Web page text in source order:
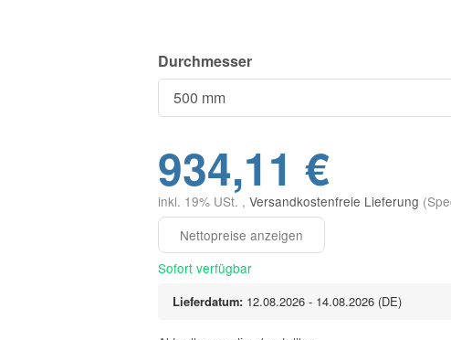
Durchmesser
934,11 €
inkl. 19% USt. , Versandkostenfreie Lieferung
Sofort verfügbar
Lieferdatum: 12.08.2026 - 14.08.2026 (DE)